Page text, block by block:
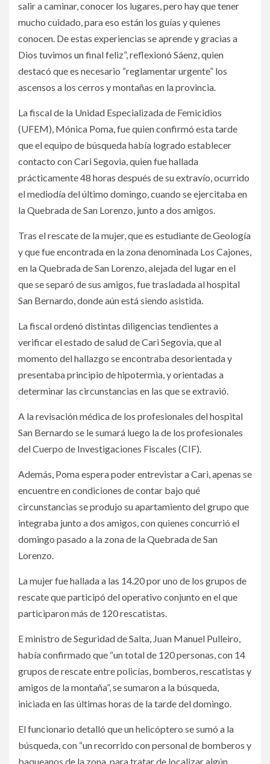
salir a caminar, conocer los lugares, pero hay que tener
mucho cuidado, para eso están los guías y quienes
conocen. De estas experiencias se aprende y gracias a
Dios tuvimos un final feliz”, reflexionó Sáenz, quien
destacó que es necesario “reglamentar urgente” los
ascensos a los cerros y montañas en la provincia.
La fiscal de la Unidad Especializada de Femicidios
(UFEM), Mónica Poma, fue quien confirmó esta tarde
que el equipo de búsqueda había logrado establecer
contacto con Cari Segovia, quien fue hallada
prácticamente 48 horas después de su extravío, ocurrido
el mediodía del último domingo, cuando se ejercitaba en
la Quebrada de San Lorenzo, junto a dos amigos.
Tras el rescate de la mujer, que es estudiante de Geología
y que fue encontrada en la zona denominada Los Cajones,
en la Quebrada de San Lorenzo, alejada del lugar en el
que se separó de sus amigos, fue trasladada al hospital
San Bernardo, donde aún está siendo asistida.
La fiscal ordenó distintas diligencias tendientes a
verificar el estado de salud de Cari Segovia, que al
momento del hallazgo se encontraba desorientada y
presentaba principio de hipotermia, y orientadas a
determinar las circunstancias en las que se extravió.
A la revisación médica de los profesionales del hospital
San Bernardo se le sumará luego la de los profesionales
del Cuerpo de Investigaciones Fiscales (CIF).
Además, Poma espera poder entrevistar a Cari, apenas se
encuentre en condiciones de contar bajo qué
circunstancias se produjo su apartamiento del grupo que
integraba junto a dos amigos, con quienes concurrió el
domingo pasado a la zona de la Quebrada de San
Lorenzo.
La mujer fue hallada a las 14.20 por uno de los grupos de
rescate que participó del operativo conjunto en el que
participaron más de 120 rescatistas.
E ministro de Seguridad de Salta, Juan Manuel Pulleiro,
había confirmado que “un total de 120 personas, con 14
grupos de rescate entre policías, bomberos, rescatistas y
amigos de la montaña”, se sumaron a la búsqueda,
iniciada en las últimas horas de la tarde del domingo.
El funcionario detalló que un helicóptero se sumó a la
búsqueda, con “un recorrido con personal de bomberos y
baqueanos de la zona, para tratar de localizar algún